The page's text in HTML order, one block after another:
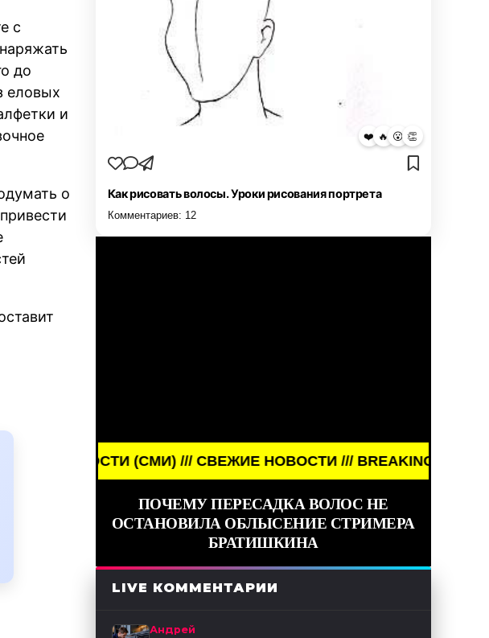
с
до
еловых
и
о
❤️ 🔥 😮 👏
Как рисовать волосы. Уроки рисования портрета
Комментариев: 12
(СМИ) /// СВЕЖИЕ НОВОСТИ /// BREAKING NEWS ///
ПОЧЕМУ ПЕРЕСАДКА ВОЛОС НЕ
ОСТАНОВИЛА ОБЛЫСЕНИЕ СТРИМЕРА
БРАТИШКИНА
LIVE КОММЕНТАРИИ
Андрей